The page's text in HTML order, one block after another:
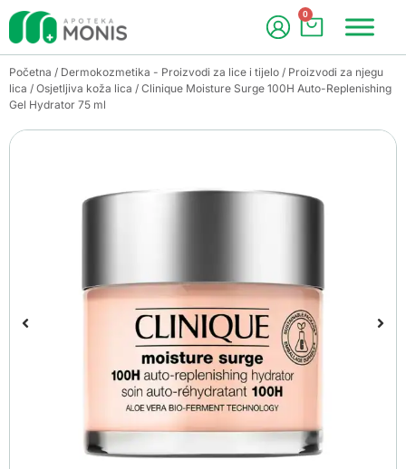
0
Početna / Dermokozmetika - Proizvodi za lice i tijelo / Proizvodi za njegu
lica / Osjetljiva koža lica / Clinique Moisture Surge 100H Auto-Replenishing
Gel Hydrator 75 ml